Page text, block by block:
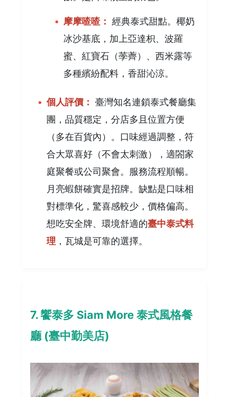
摩摩喳喳： 經典泰式甜點。椰奶
冰沙基底，加上亞達枳、波羅
蜜、紅寶石（荸薺）、西米露等
多種繽紛配料，香甜沁涼。
個人評價： 臺灣知名連鎖泰式餐廳集
團，品質穩定，分店多且位置方便
（多在百貨內）。口味經過調整，符
合大眾喜好（不會太刺激），適閤家
庭聚餐或公司聚會。服務流程順暢。
月亮蝦餅確實是招牌。缺點是口味相
對標準化，驚喜感較少，價格偏高。
想吃安全牌、環境舒適的臺中泰式料
理 ，瓦城是可靠的選擇。
7. 饗泰多 Siam More 泰式風格餐
廳 (臺中勤美店)